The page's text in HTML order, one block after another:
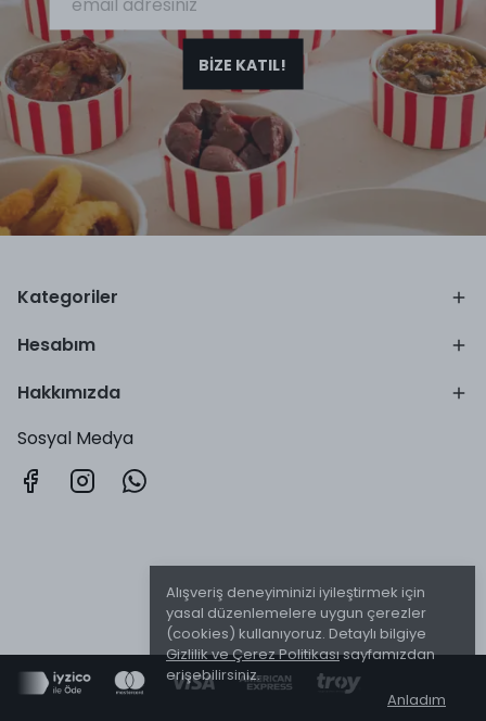
Alışveriş deneyiminizi iyileştirmek için
yasal düzenlemelere uygun çerezler
(cookies) kullanıyoruz. Detaylı bilgiye
Gizlilik ve Çerez Politikasısayfamızdan
erişebilirsiniz.
Anladım
BİZE KATIL!
Kategoriler
Hesabım
Hakkımızda
Sosyal Medya